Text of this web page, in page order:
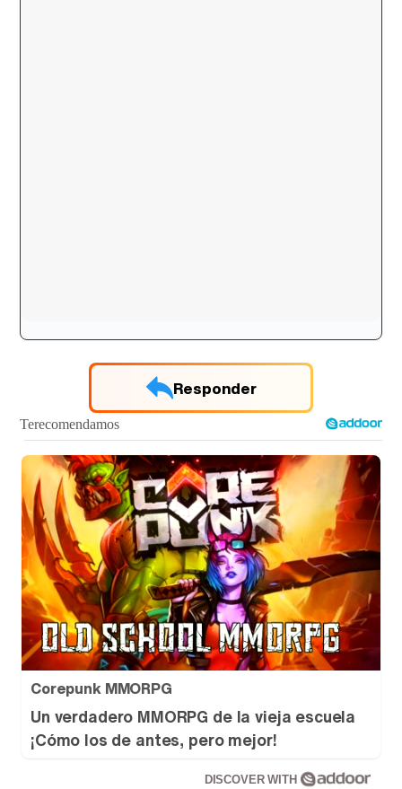
Responder
Corepunk MMORPG
Un verdadero MMORPG de la vieja escuela
¡Cómo los de antes, pero mejor!
DISCOVER WITH